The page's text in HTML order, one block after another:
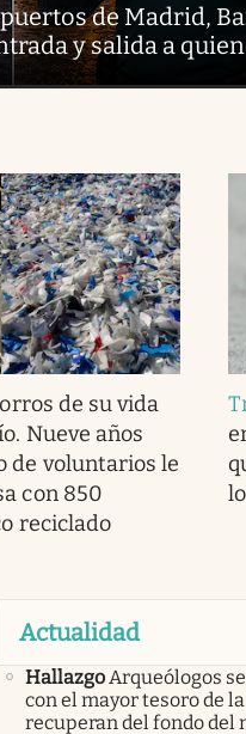
de Madrid,
y salida a
de su vida
Nueve años
de voluntarios le
con 850
reciclado
Actualidad
HallazgoArqueólogos
con el mayor tesoro de
recuperan del fondo del